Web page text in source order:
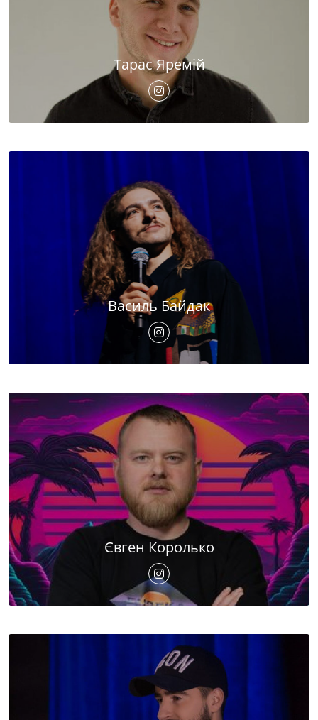
Тарас Яремій
Василь Байдак
Євген Королько